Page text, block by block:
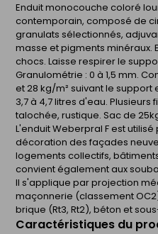
Enduit monocouche coloré
contemporain, composé de
granulats sélectionnés,
masse et pigments minéraux.
chocs. Laisse respirer le
Granulométrie : 0 à 1,5 mm.
et 28 kg/m² suivant le support
3,7 à 4,7 litres d'eau.
talochée, rustique. Sac de
L'enduit Weberpral F est
décoration des façades
logements collectifs,
convient également aux
Il s'applique par projection
maçonnerie (classement
brique (Rt3, Rt2), béton et
Caractéristiques du